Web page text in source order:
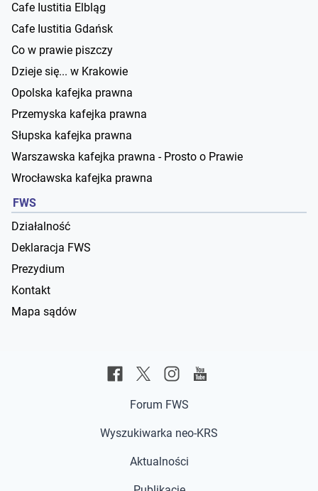
Cafe Iustitia Elbląg
Cafe Iustitia Gdańsk
Co w prawie piszczy
Dzieje się... w Krakowie
Opolska kafejka prawna
Przemyska kafejka prawna
Słupska kafejka prawna
Warszawska kafejka prawna - Prosto o Prawie
Wrocławska kafejka prawna
FWS
Działalność
Deklaracja FWS
Prezydium
Kontakt
Mapa sądów
Forum FWS
Wyszukiwarka neo-KRS
Aktualności